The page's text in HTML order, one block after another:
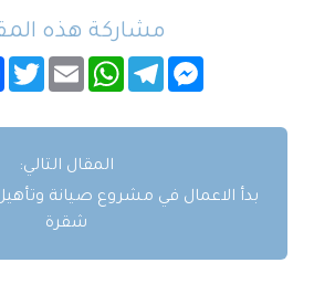
مشاركة هذه
Email
WhatsAppTelegramMessenger
المقال التالي:
بدأ الاعمال في مشروع صيانة
شقرة